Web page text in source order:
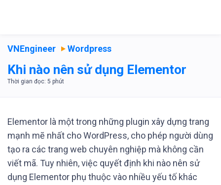
VNEngineer Wordpress
Khi nào nên sử dụng Elementor
Elementor là một trong những plugin xây dựng trang
mạnh mẽ nhất cho WordPress, cho phép người dùng
tạo ra các trang web chuyên nghiệp mà không cần
viết mã. Tuy nhiên, việc quyết định khi nào nên sử
dụng Elementor phụ thuộc vào nhiều yếu tố khác